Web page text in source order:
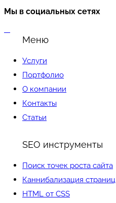
Мы в социальных сетях
Меню
Услуги
Портфолио
О компании
Контакты
Статьи
SEO инструменты
Поиск точек роста сайта
Каннибализация страниц
HTML от CSS